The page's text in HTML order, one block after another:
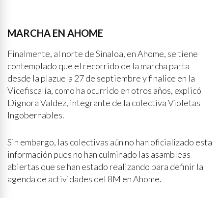
MARCHA EN AHOME
Finalmente, al norte de Sinaloa, en Ahome, se tiene
contemplado que el recorrido de la marcha parta
desde la plazuela 27 de septiembre y finalice en la
Vicefiscalía, como ha ocurrido en otros años, explicó
Dignora Valdez, integrante de la colectiva Violetas
Ingobernables.
Sin embargo, las colectivas aún no han oficializado esta
información pues no han culminado las asambleas
abiertas que se han estado realizando para definir la
agenda de actividades del 8M en Ahome.